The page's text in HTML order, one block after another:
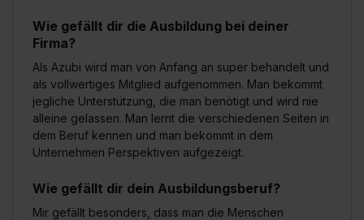
Wie gefällt dir die Ausbildung bei deiner
Firma?
Als Azubi wird man von Anfang an super behandelt und
als vollwertiges Mitglied aufgenommen. Man bekommt
jegliche Unterstützung, die man benötigt und wird nie
alleine gelassen. Man lernt die verschiedenen Seiten in
dem Beruf kennen und man bekommt in dem
Unternehmen Perspektiven aufgezeigt.
Wie gefällt dir dein Ausbildungsberuf?
Mir gefällt besonders, dass man die Menschen